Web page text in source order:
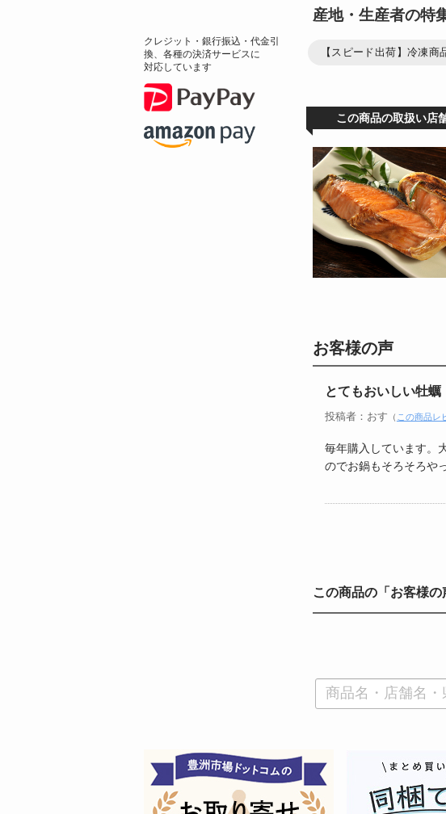
産地・生産者の特
【スピード出荷】冷凍商
この商品の取扱い店
お客様の声
とてもおいしい牡蠣
投稿者：おす （ この商品レ
毎年購入しています。
のでお鍋もそろそろや
この商品の「お客様
クレジット・銀行振込・代金引
換、各種の決済サービスに
対応しています